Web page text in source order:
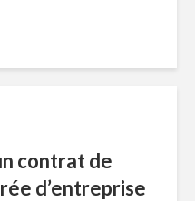
contrat de
d’entreprise